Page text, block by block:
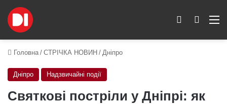
Пошук
Switch skin
Головна / СТРІЧКА НОВИН / Дніпро
Дніпро Надзвичайні події
Святкові постріли у Дніпрі: як